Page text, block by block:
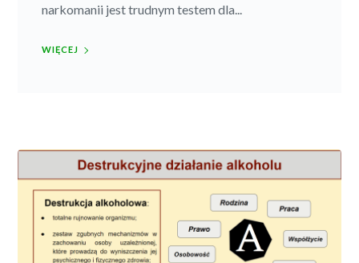
narkomanii jest trudnym testem dla...
WIĘCEJ